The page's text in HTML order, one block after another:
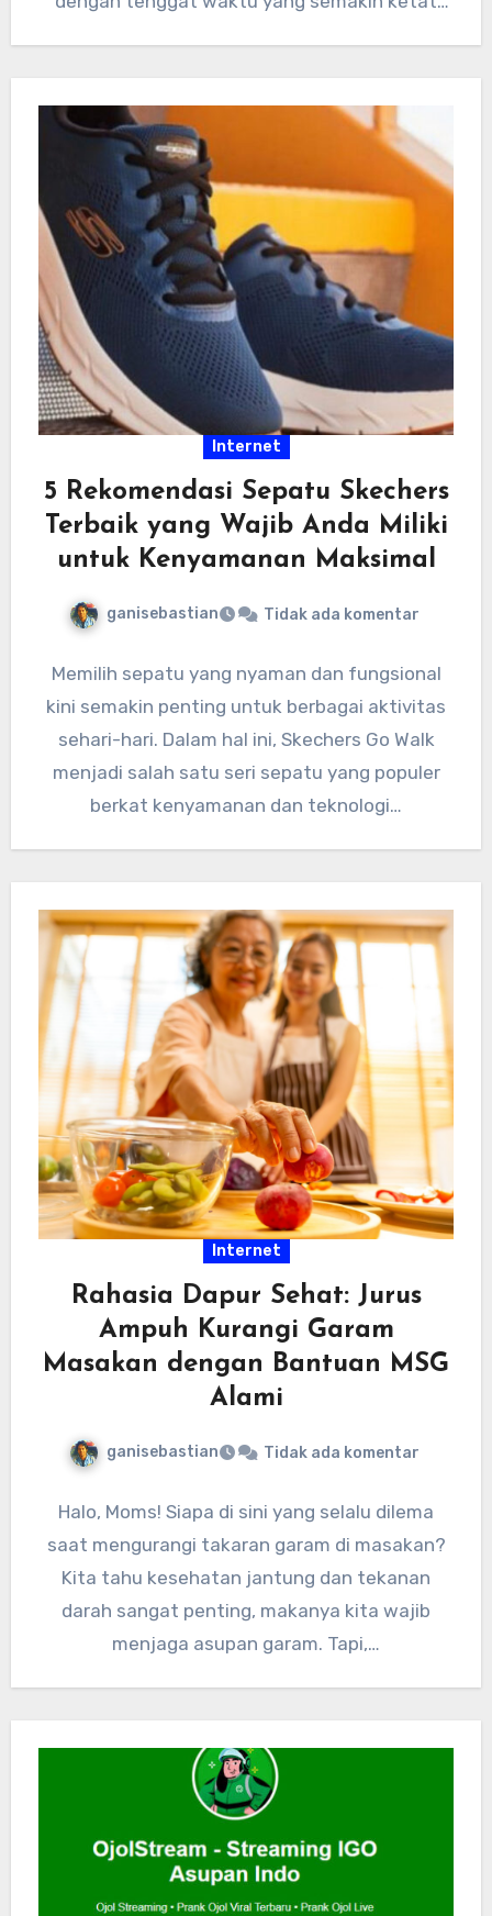
Internet
5 Rekomendasi Sepatu Skechers
Terbaik yang Wajib Anda Miliki
untuk Kenyamanan Maksimal
ganisebastian Tidak ada komentar
Memilih sepatu yang nyaman dan fungsional
kini semakin penting untuk berbagai aktivitas
sehari-hari. Dalam hal ini, Skechers Go Walk
menjadi salah satu seri sepatu yang populer
berkat kenyamanan dan teknologi…
Internet
Rahasia Dapur Sehat: Jurus
Ampuh Kurangi Garam
Masakan dengan Bantuan MSG
Alami
ganisebastian Tidak ada komentar
Halo, Moms! Siapa di sini yang selalu dilema
saat mengurangi takaran garam di masakan?
Kita tahu kesehatan jantung dan tekanan
darah sangat penting, makanya kita wajib
menjaga asupan garam. Tapi,…